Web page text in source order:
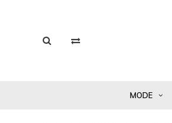
MODE